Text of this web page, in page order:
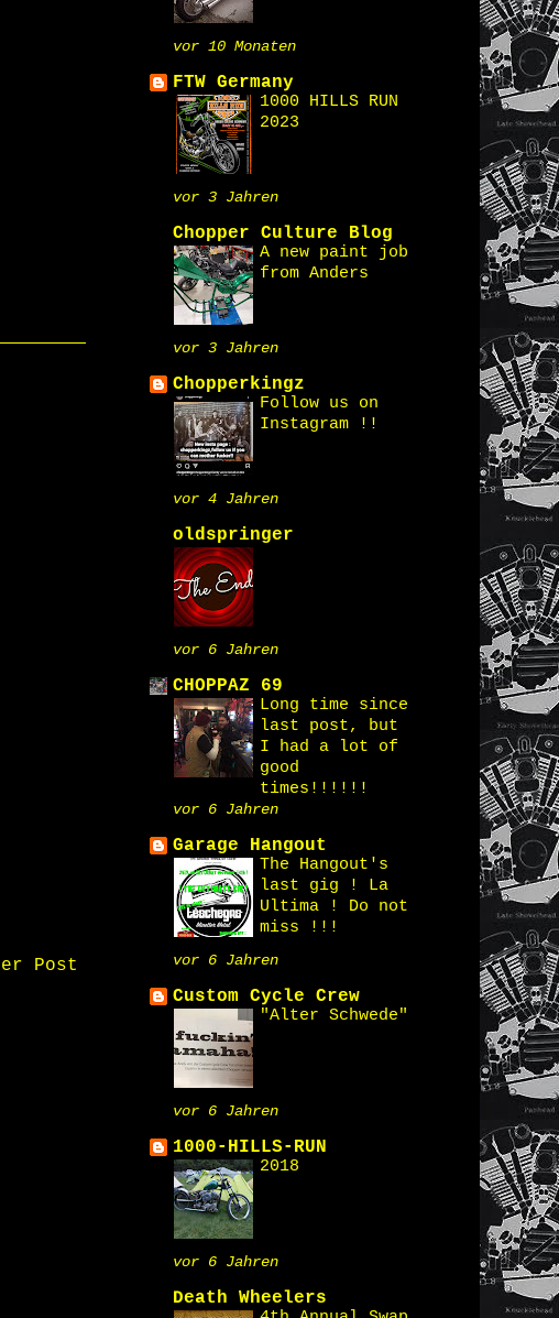
Post
vor 10 Monaten
FTW Germany
1000 HILLS RUN
2023
vor 3 Jahren
Chopper Culture Blog
A new paint job
from Anders
vor 3 Jahren
Chopperkingz
Follow us on
Instagram !!
vor 4 Jahren
oldspringer
vor 6 Jahren
CHOPPAZ 69
Long time since
last post, but
I had a lot of
good
times!!!!!!
vor 6 Jahren
Garage Hangout
The Hangout's
last gig ! La
Ultima ! Do not
miss !!!
vor 6 Jahren
Custom Cycle Crew
"Alter Schwede"
vor 6 Jahren
1000-HILLS-RUN
2018
vor 6 Jahren
Death Wheelers